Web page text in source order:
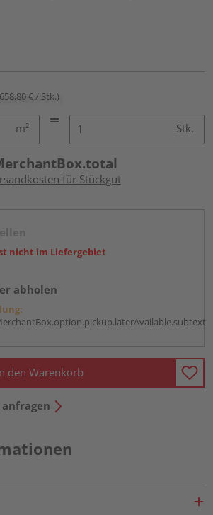
€ / Stk.)
m² Stk.
für Stückgut
nicht im Liefergebiet
abholen
den Warenkorb